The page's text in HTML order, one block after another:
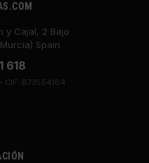
y Cajal, 2 Bajo
Spain
618
CIF: B73554164